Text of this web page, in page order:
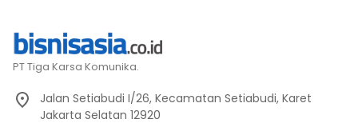
PT Tiga Karsa Komunika.
Jalan Setiabudi I/26, Kecamatan Setiabudi, Karet
Jakarta Selatan 12920